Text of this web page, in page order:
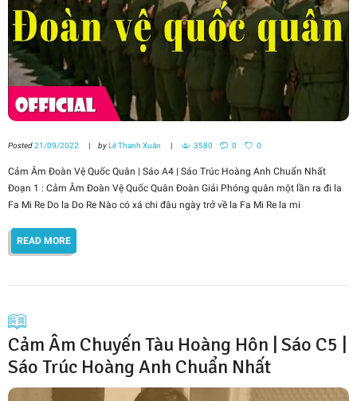
Posted21/09/2022 by Lê Thanh Xuân 3580 0 0
Cảm Âm Đoàn Vệ Quốc Quân | Sáo A4 | Sáo Trúc Hoàng Anh Chuẩn Nhất
Đoạn 1 : Cảm Âm Đoàn Vệ Quốc Quân Đoàn Giải Phóng quân một lần ra đi la
Fa Mi Re Do la Do Re Nào có xá chi đâu ngày trở về la Fa Mi Re la mi
READ MORE
Cảm Âm Chuyến Tàu Hoàng Hôn | Sáo C5 |
Sáo Trúc Hoàng Anh Chuẩn Nhất